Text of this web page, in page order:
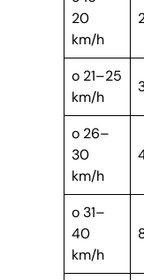
20
km/h
o 21–25
km/h
o 26–
30
km/h
o 31–
40
km/h